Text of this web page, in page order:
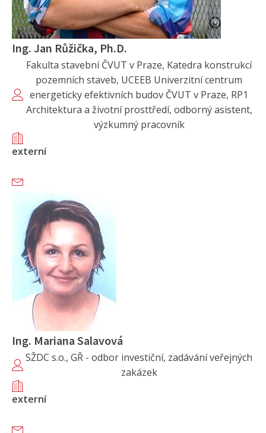
Ing. Jan Růžička, Ph.D.
Fakulta stavební ČVUT v Praze, Katedra konstrukcí
pozemních staveb, UCEEB Univerzitní centrum
energeticky efektivních budov ČVUT v Praze, RP1
Architektura a životní prosttředí, odborný asistent,
výzkumný pracovník
externí
Ing. Mariana Salavová
SŽDC s.o., GŘ - odbor investiční, zadávání veřejných
zakázek
externí